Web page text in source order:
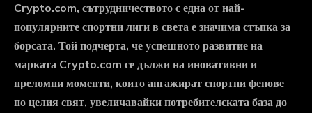
Crypto.com, сътрудничеството с една от най-
популярните спортни лиги в света е значима стъпка за
борсата. Той подчерта, че успешното развитие на
марката Crypto.com се дължи на иновативни и
преломни моменти, които ангажират спортни фенове
по целия свят, увеличавайки потребителската база до